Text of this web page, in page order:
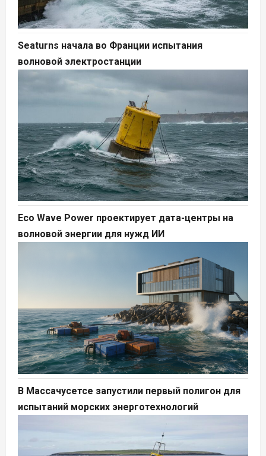
Seaturns начала во Франции испытания
волновой электростанции
Eco Wave Power проектирует дата-центры на
волновой энергии для нужд ИИ
В Массачусетсе запустили первый полигон для
испытаний морских энерготехнологий